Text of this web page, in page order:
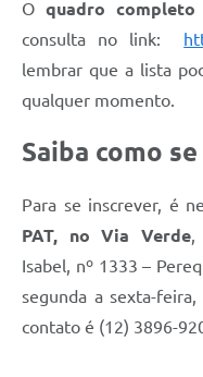
Oquadro
consulta no link:
lembrar que a lista
qualquer momento.
Saiba como
Para se inscrever, é
PAT, no Via Verde,
Isabel, nº 1333 –
segunda a sexta-
contato é (12) 3896-